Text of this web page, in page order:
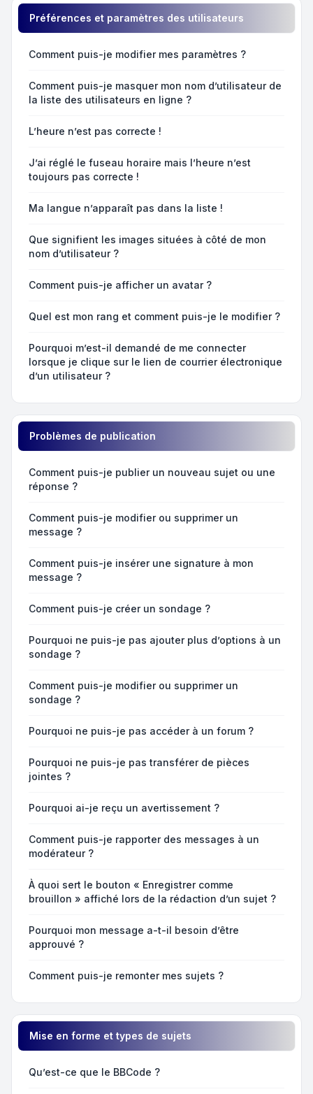
Préférences et paramètres des utilisateurs
Comment puis-je modifier mes paramètres ?
Comment puis-je masquer mon nom d’utilisateur de
la liste des utilisateurs en ligne ?
L’heure n’est pas correcte !
J’ai réglé le fuseau horaire mais l’heure n’est
toujours pas correcte !
Ma langue n’apparaît pas dans la liste !
Que signifient les images situées à côté de mon
nom d’utilisateur ?
Comment puis-je afficher un avatar ?
Quel est mon rang et comment puis-je le modifier ?
Pourquoi m’est-il demandé de me connecter
lorsque je clique sur le lien de courrier électronique
d’un utilisateur ?
Problèmes de publication
Comment puis-je publier un nouveau sujet ou une
réponse ?
Comment puis-je modifier ou supprimer un
message ?
Comment puis-je insérer une signature à mon
message ?
Comment puis-je créer un sondage ?
Pourquoi ne puis-je pas ajouter plus d’options à un
sondage ?
Comment puis-je modifier ou supprimer un
sondage ?
Pourquoi ne puis-je pas accéder à un forum ?
Pourquoi ne puis-je pas transférer de pièces
jointes ?
Pourquoi ai-je reçu un avertissement ?
Comment puis-je rapporter des messages à un
modérateur ?
À quoi sert le bouton « Enregistrer comme
brouillon » affiché lors de la rédaction d’un sujet ?
Pourquoi mon message a-t-il besoin d’être
approuvé ?
Comment puis-je remonter mes sujets ?
Mise en forme et types de sujets
Qu’est-ce que le BBCode ?